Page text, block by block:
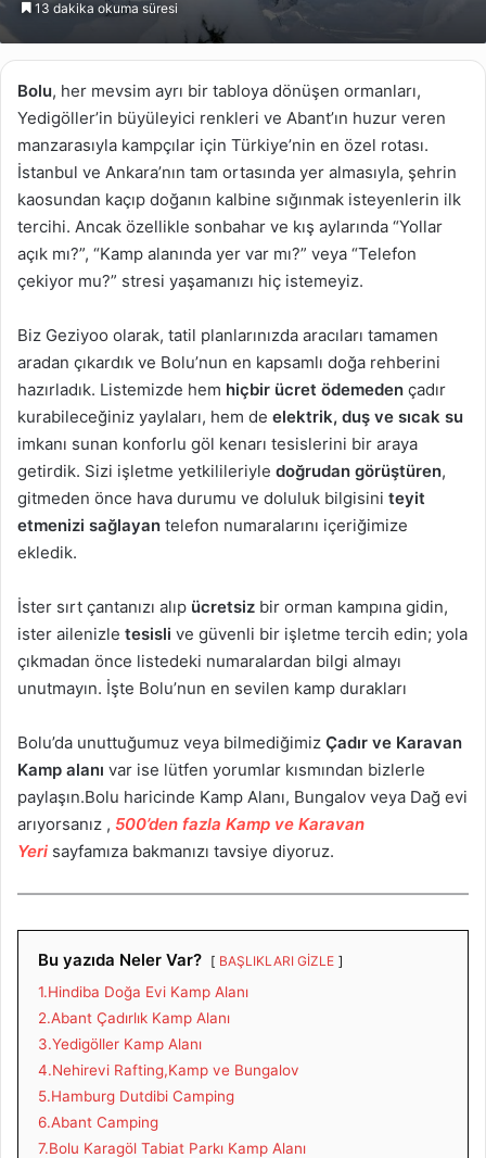
göndermek
13 dakika okuma süresi
Bolu, her mevsim ayrı bir tabloya dönüşen ormanları,
Yedigöller’in büyüleyici renkleri ve Abant’ın huzur veren
manzarasıyla kampçılar için Türkiye’nin en özel rotası.
İstanbul ve Ankara’nın tam ortasında yer almasıyla, şehrin
kaosundan kaçıp doğanın kalbine sığınmak isteyenlerin ilk
tercihi. Ancak özellikle sonbahar ve kış aylarında “Yollar
açık mı?”, “Kamp alanında yer var mı?” veya “Telefon
çekiyor mu?” stresi yaşamanızı hiç istemeyiz.
Biz Geziyoo olarak, tatil planlarınızda aracıları tamamen
aradan çıkardık ve Bolu’nun en kapsamlı doğa rehberini
hazırladık. Listemizde hem hiçbir ücret ödemeden çadır
kurabileceğiniz yaylaları, hem de elektrik, duş ve sıcak su
imkanı sunan konforlu göl kenarı tesislerini bir araya
getirdik. Sizi işletme yetkilileriyle doğrudan görüştüren,
gitmeden önce hava durumu ve doluluk bilgisini teyit
etmenizi sağlayan telefon numaralarını içeriğimize
ekledik.
İster sırt çantanızı alıp ücretsiz bir orman kampına gidin,
ister ailenizle tesisli ve güvenli bir işletme tercih edin; yola
çıkmadan önce listedeki numaralardan bilgi almayı
unutmayın. İşte Bolu’nun en sevilen kamp durakları
Bolu’da unuttuğumuz veya bilmediğimiz Çadır ve Karavan
Kamp alanı var ise lütfen yorumlar kısmından bizlerle
paylaşın.Bolu haricinde Kamp Alanı, Bungalov veya Dağ evi
arıyorsanız , 500’den fazla Kamp ve Karavan
Yeri sayfamıza bakmanızı tavsiye diyoruz.
Bu yazıda Neler Var? BAŞLIKLARI GİZLE
1.Hindiba Doğa Evi Kamp Alanı
2.Abant Çadırlık Kamp Alanı
3.Yedigöller Kamp Alanı
4.Nehirevi Rafting,Kamp ve Bungalov
5.Hamburg Dutdibi Camping
6.Abant Camping
7.Bolu Karagöl Tabiat Parkı Kamp Alanı